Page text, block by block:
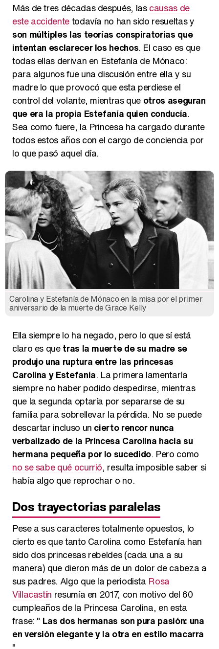
Más de tres décadas después, lascausas de
este accidentetodavía no han sido resueltas y
son múltiples las teorías conspiratorias que
intentan esclarecer los hechos. El caso es que
todas ellas derivan en Estefanía de Mónaco:
para algunos fue una discusión entre ella y su
madre lo que provocó que esta perdiese el
control del volante, mientras que otros aseguran
que era la propia Estefanía quien conducía.
Sea como fuere, la Princesa ha cargado durante
todos estos años con el cargo de conciencia por
lo que pasó aquel día.
Carolina y Estefanía de Mónaco en la misa por el primer
aniversario de la muerte de Grace Kelly
Ella siempre lo ha negado, pero lo que sí está
claro es quetras la muerte de su madre se
produjo una ruptura entre las princesas
Carolina y Estefanía. La primera lamentaría
siempre no haber podido despedirse, mientras
que la segunda optaría por separarse de su
familia para sobrellevar la pérdida. No se puede
descartar incluso un cierto rencor nunca
verbalizado de la Princesa Carolina hacia su
hermana pequeña por lo sucedido. Pero como
no se sabe qué ocurrió, resulta imposible saber si
había algo que reprochar o no.
Dos trayectorias paralelas
Pese a sus caracteres totalmente opuestos, lo
cierto es que tanto Carolina como Estefanía han
sido dos princesas rebeldes (cada una a su
manera) que dieron más de un dolor de cabeza a
sus padres. Algo que la periodista Rosa
Villacastín resumía en 2017, con motivo del 60
cumpleaños de la Princesa Carolina, en esta
frase: " Las dos hermanas son pura pasión: una
en versión elegante y la otra en estilo macarra